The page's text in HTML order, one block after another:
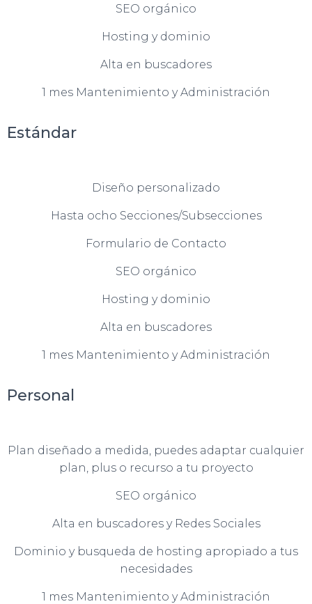
SEO orgánico
Hosting y dominio
Alta en buscadores
1 mes Mantenimiento y Administración
Estándar
Diseño personalizado
Hasta ocho Secciones/Subsecciones
Formulario de Contacto
SEO orgánico
Hosting y dominio
Alta en buscadores
1 mes Mantenimiento y Administración
Personal
Plan diseñado a medida, puedes adaptar cualquier
plan, plus o recurso a tu proyecto
SEO orgánico
Alta en buscadores y Redes Sociales
Dominio y busqueda de hosting apropiado a tus
necesidades
1 mes Mantenimiento y Administración